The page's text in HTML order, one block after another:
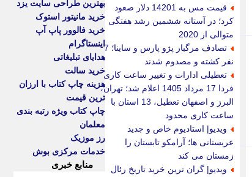
قیمت مس به 14201 دلار صعود
کرد؛ در آستانه ششمین رشد هفتگی
متوالی از 2020
تصادف مرگبار پژو پارس و ساینا؛ 7
نفر کشته و مصدوم شدند
تعطیلی ادارات و تغییر ساعت کاری
فردا 17 مرداد 1405 اعلام شد؛ تهران،
البرز و اصفهان تعطیل، 13 استان با
ساعت کاری محدود
ویدیو| استادیوم خاص و جدید
عربستانی ها؛ آرامکو تابستان را
زمستان می کند
ویدیو| گران ترین خرید تاریخ رئال
بهترین طراحی سایت یزد
خرید مانیتور استوک
خرید فالوور پاپ آپ
اینستاگرام
هدایای تبلیغاتی
خرید سالت
هزینه چاپ کتاب با ارزان
ترین قیمت
چاپ کتاب ویژه رتبه بندی
معلمان
رز موزیک
خدمات مرکزی بوش
منابع خبری